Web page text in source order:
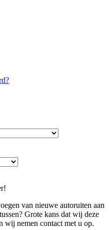
van nieuwe autoruiten aan
Grote kans dat wij deze
wij nemen contact met u op.